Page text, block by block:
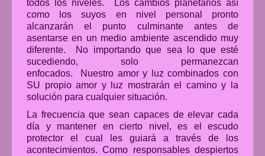
todos los niveles. Los cambios planetarios así
como los suyos en nivel personal pronto
alcanzarán el punto culminante antes de
asentarse en un medio ambiente ascendido muy
diferente. No importando que sea lo que esté
sucediendo, solo permanezcan
enfocados. Nuestro amor y luz combinados con
SU propio amor y luz mostrarán el camino y la
solución para cualquier situación.
La frecuencia que sean capaces de elevar cada
día y mantener en cierto nivel, es el escudo
protector el cual les guiará a través de los
acontecimientos. Como responsables despiertos